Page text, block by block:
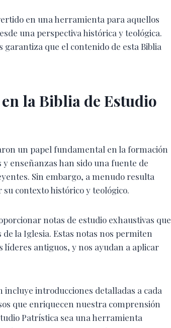
en una herramienta para aquellos
una perspectiva histórica y teológica.
que el contenido de esta Biblia
la Biblia de Estudio
un papel fundamental en la formación
enseñanzas han sido una fuente de
Sin embargo, a menudo resulta
contexto histórico y teológico.
notas de estudio exhaustivas que
la Iglesia. Estas notas nos permiten
líderes antiguos, y nos ayudan a aplicar
incluye introducciones detalladas a cada
que enriquecen nuestra comprensión
Patrística sea una herramienta